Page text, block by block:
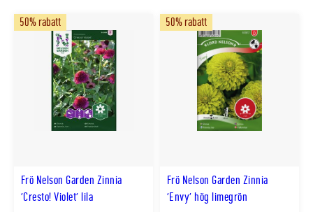
Frö Nelson Garden Zinnia
'Cresto! Violet' lila
50% rabatt
Frö Nelson Garden Zinnia
'Envy' hög limegrön
50% rabatt